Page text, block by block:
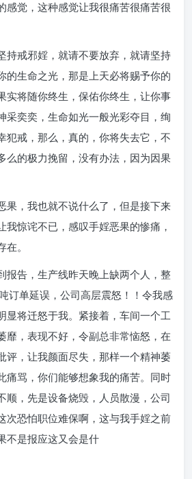
感觉，这种感觉让我很痛苦很痛苦很
持戒邪婬，就请不要放弃，就请坚持
的生命之光，那是上天必将赐予你的
实将随你终生，保佑你终生，让你事
采奕奕，生命如光一般光彩夺目，绚
犯戒，那么，真的，你将失去它，不
么的极力挽留，没有办法，因为因果
果，我也就不说什么了，但是接下来
我惊诧不已，感叹手婬恶果的惨痛，
。
报告，生产线昨天晚上缺两个人，整
订单延误，公司高层震怒！！令我感
显将迁怒于我。紧接着，车间一个工
靡，表现不好，令副总非常恼怒，在
评，让我颜面尽失，那样一个精神萎
痛骂，你们能够想象我的痛苦。同时
顺，先是设备烧毁，人员散漫，公司
次恐怕职位难保啊，这与我手婬之前
不是报应这又会是什